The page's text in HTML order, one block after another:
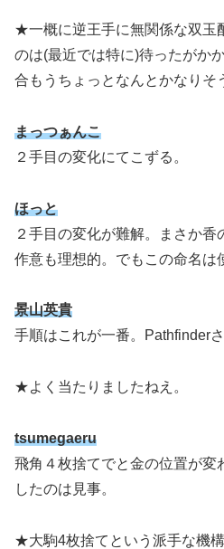
★一概に逆王手に無関係な双玉
のは(最近では特に)待ったがか
合もうちょっとなんとかなりそ
まっつぁんこ
２手目の変化にてこずる。
ほっと
２手目の変化が難解。まさか香
作意も理想的。でもこの命名は
景山英貴
手順はこれが一番。Pathfinderさ
★よく当たりましたねえ。
tsumegaeru
飛角４枚捨てでと金の位置が変
したのは見事。
★大駒4枚捨てという派手な機